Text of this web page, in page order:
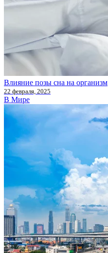
Влияние позы сна на организм
22 февраля, 2025
В Мире